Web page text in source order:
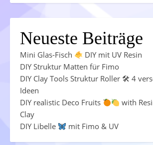
Neueste Beiträge
Mini Glas-Fisch
DIY mit UV Resin
DIY Struktur Matten für Fimo
DIY Clay Tools Struktur Roller 🛠 4
Ideen
DIY realistic Deco Fruits
with
Clay
DIY Libelle
mit Fimo & UV